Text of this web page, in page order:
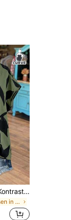
Linhara Große Größen Kontrastfarben Blatt Muster Ausgeschnittener Kragen Kurzarm Hemd
in Lang Blusen in Übergröße